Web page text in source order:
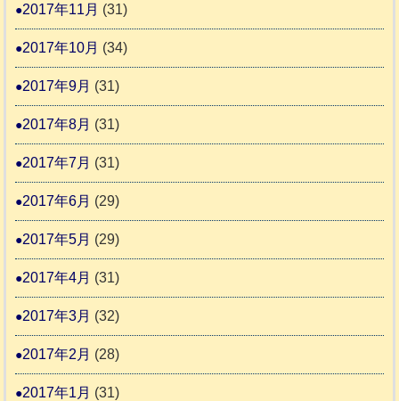
2017年11月 (31)
2017年10月 (34)
2017年9月 (31)
2017年8月 (31)
2017年7月 (31)
2017年6月 (29)
2017年5月 (29)
2017年4月 (31)
2017年3月 (32)
2017年2月 (28)
2017年1月 (31)